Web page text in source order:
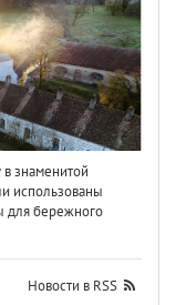
знаменитой
использованы
для бережного
Новости в RSS